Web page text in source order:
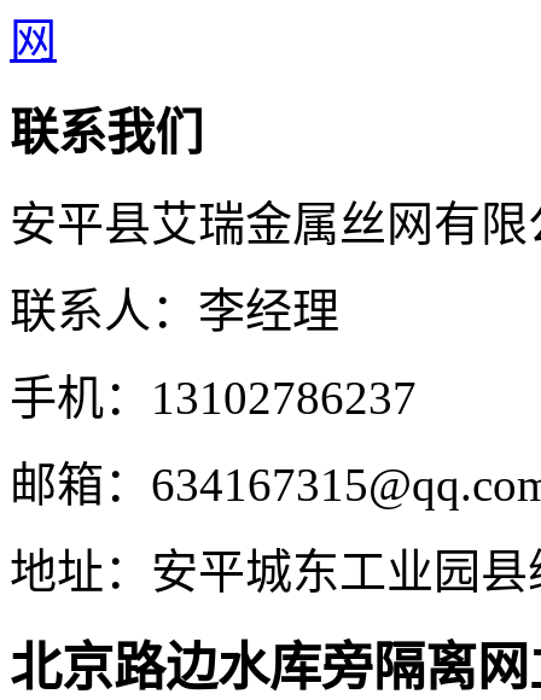
网
联系我们
安平县艾瑞金属丝网有限
联系人：李经理
手机：13102786237
邮箱：
地址：安平城东工业园县
北京路边水库旁隔离